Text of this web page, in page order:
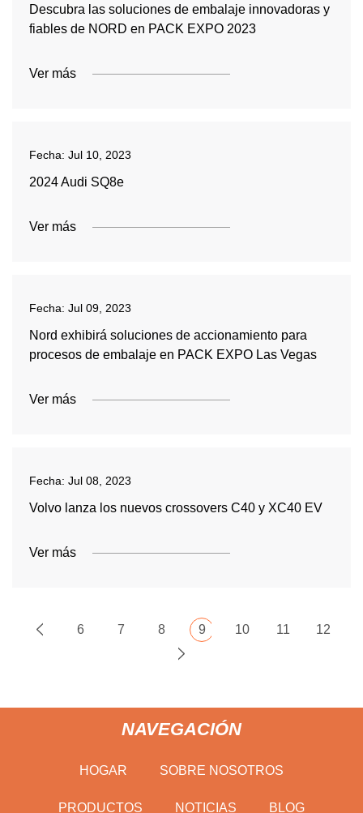
Descubra las soluciones de embalaje innovadoras y
fiables de NORD en PACK EXPO 2023
Ver más
Fecha: Jul 10, 2023
2024 Audi SQ8e
Ver más
Fecha: Jul 09, 2023
Nord exhibirá soluciones de accionamiento para
procesos de embalaje en PACK EXPO Las Vegas
Ver más
Fecha: Jul 08, 2023
Volvo lanza los nuevos crossovers C40 y XC40 EV
Ver más
6 7 8 9 10 11 12
NAVEGACIÓN
HOGAR SOBRE NOSOTROS
PRODUCTOS NOTICIAS BLOG